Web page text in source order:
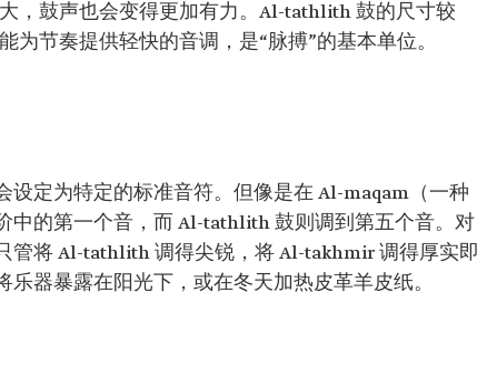
，鼓声也会变得更加有力。Al-tathlith 鼓的尺寸较
节奏提供轻快的音调，是“脉搏”的基本单位。
定为特定的标准音符。但像是在 Al-maqam（一种
中的第一个音，而 Al-tathlith 鼓则调到第五个音。对
管将 Al-tathlith 调得尖锐，将 Al-takhmir 调得厚实
器暴露在阳光下，或在冬天加热皮革羊皮纸。